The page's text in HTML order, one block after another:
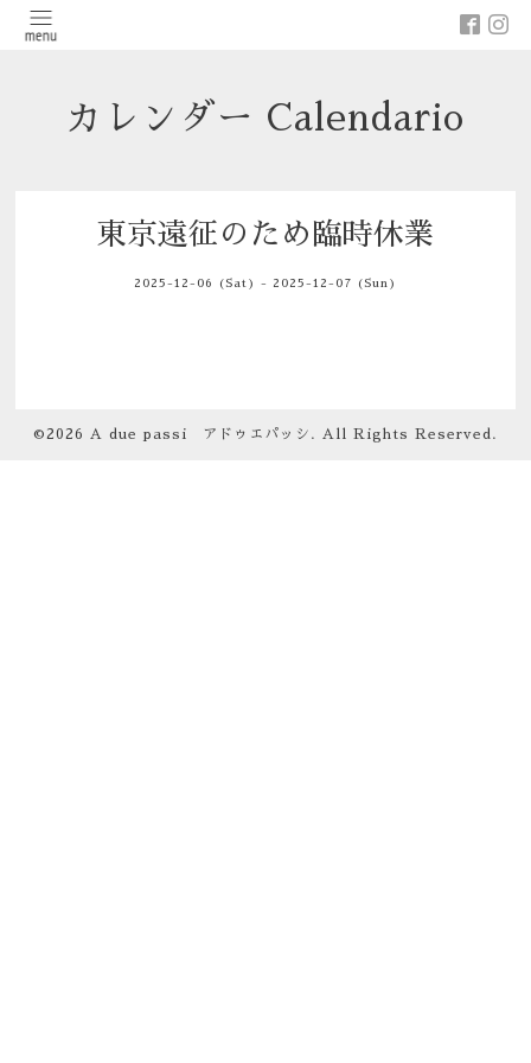
カレンダー Calendario
東京遠征のため臨時休業
2025-12-06 (Sat) - 2025-12-07 (Sun)
©2026 A due passi アドゥエパッシ . All Rights Reserved.